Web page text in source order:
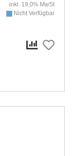
inkl. 19,0% MwSt
Nicht Verfügbar